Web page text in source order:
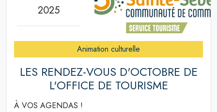
2025
Animation culturelle
LES RENDEZ-VOUS D'OCTOBRE DE
L'OFFICE DE TOURISME
À VOS AGENDAS !